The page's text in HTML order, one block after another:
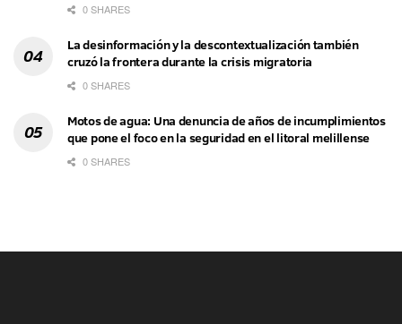
0 SHARES
La desinformación y la descontextualización también
cruzó la frontera durante la crisis migratoria
0 SHARES
Motos de agua: Una denuncia de años de incumplimientos
que pone el foco en la seguridad en el litoral melillense
0 SHARES